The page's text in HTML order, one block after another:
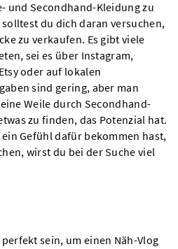
und Secondhand-Kleidung zu
du dich daran versuchen,
zu verkaufen. Es gibt viele
sei es über Instagram,
oder auf lokalen
sind gering, aber man
Weile durch Secondhand-
zu finden, das Potenzial hat.
Gefühl dafür bekommen hast,
wirst du bei der Suche viel
sein, um einen Näh-Vlog